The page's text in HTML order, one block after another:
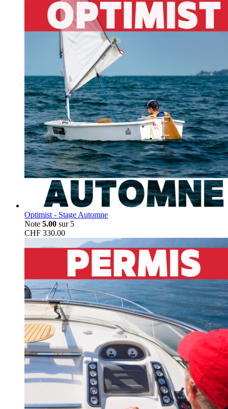
Optimist - Stage Automne
Note 5.00 sur 5
CHF 330.00